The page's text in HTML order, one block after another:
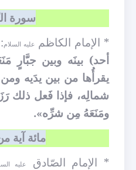
سورة
* الإمام الكاظم عليه السلام:
أحد) بينَه وبين جبَّارٍ
يقرأُها من بين يدَيه
شمالِه، فإذا فَعل ذلك
ومَنَعَهُ مِن شرِّه».
مائة آية
* الإمام الصّادق
عليه